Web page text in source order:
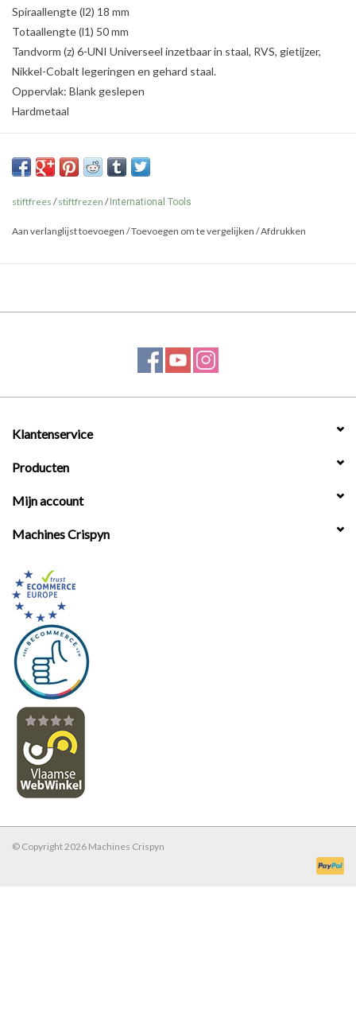
Spiraallengte (l2) 18 mm
Totaallengte (l1) 50 mm
Tandvorm (z) 6-UNI Universeel inzetbaar in staal, RVS, gietijzer,
Nikkel-Cobalt legeringen en gehard staal.
Oppervlak: Blank geslepen
Hardmetaal
stiftfrees /stiftfrezen / International Tools
Aan verlanglijst toevoegen /Toevoegen om te vergelijken /Afdrukken
Klantenservice
Producten
Mijn account
Machines Crispyn
© Copyright 2026 Machines Crispyn